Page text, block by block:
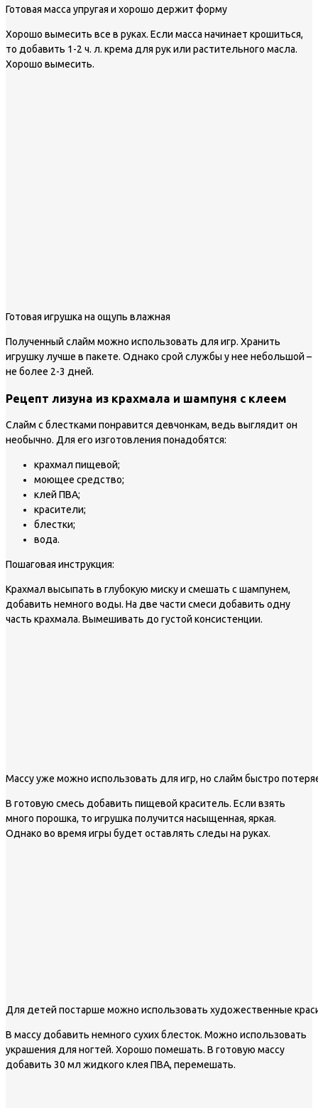
Готовая масса упругая и хорошо держит форму
Хорошо вымесить все в руках. Если масса начинает крошиться,
то добавить 1-2 ч. л. крема для рук или растительного масла.
Хорошо вымесить.
Готовая игрушка на ощупь влажная
Полученный слайм можно использовать для игр. Хранить
игрушку лучше в пакете. Однако срой службы у нее небольшой –
не более 2-3 дней.
Рецепт лизуна из крахмала и шампуня с клеем
Слайм с блестками понравится девчонкам, ведь выглядит он
необычно. Для его изготовления понадобятся:
крахмал пищевой;
моющее средство;
клей ПВА;
красители;
блестки;
вода.
Пошаговая инструкция:
Крахмал высыпать в глубокую миску и смешать с шампунем,
добавить немного воды. На две части смеси добавить одну
часть крахмала. Вымешивать до густой консистенции.
Массу уже можно использовать для игр, но слайм быстро
В готовую смесь добавить пищевой краситель. Если взять
много порошка, то игрушка получится насыщенная, яркая.
Однако во время игры будет оставлять следы на руках.
Для детей постарше можно использовать художественные
В массу добавить немного сухих блесток. Можно использовать
украшения для ногтей. Хорошо помешать. В готовую массу
добавить 30 мл жидкого клея ПВА, перемешать.